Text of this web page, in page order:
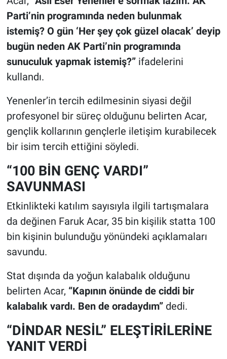
Parti’nin programında neden bulunmak
istemiş? O gün ‘Her şey çok güzel olacak’ deyip
bugün neden AK Parti’nin programında
sunuculuk yapmak istemiş?”ifadelerini
kullandı.
Yenenler’in tercih edilmesinin siyasi değil
profesyonel bir süreç olduğunu belirten Acar,
gençlik kollarının gençlerle iletişim kurabilecek
bir isim tercih ettiğini söyledi.
“100 BİN GENÇ VARDI”
SAVUNMASI
Etkinlikteki katılım sayısıyla ilgili tartışmalara
da değinen Faruk Acar, 35 bin kişilik statta 100
bin kişinin bulunduğu yönündeki açıklamaları
savundu.
Stat dışında da yoğun kalabalık olduğunu
belirten Acar, “Kapının önünde de ciddi bir
kalabalık vardı. Ben de oradaydım”dedi.
“DİNDAR NESİL” ELEŞTİRİLERİNE
YANIT VERDİ